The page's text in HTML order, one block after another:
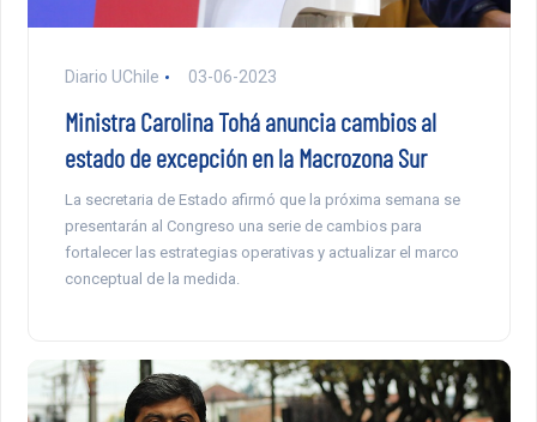
Diario UChile 03-06-2023
Ministra Carolina Tohá anuncia cambios al
estado de excepción en la Macrozona Sur
La secretaria de Estado afirmó que la próxima semana se
presentarán al Congreso una serie de cambios para
fortalecer las estrategias operativas y actualizar el marco
conceptual de la medida.